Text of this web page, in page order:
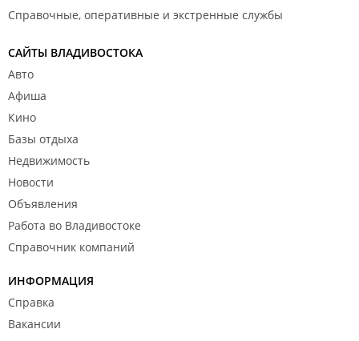
Справочные, оперативные и экстренные службы
САЙТЫ ВЛАДИВОСТОКА
Авто
Афиша
Кино
Базы отдыха
Недвижимость
Новости
Объявления
Работа во Владивостоке
Справочник компаний
ИНФОРМАЦИЯ
Справка
Вакансии